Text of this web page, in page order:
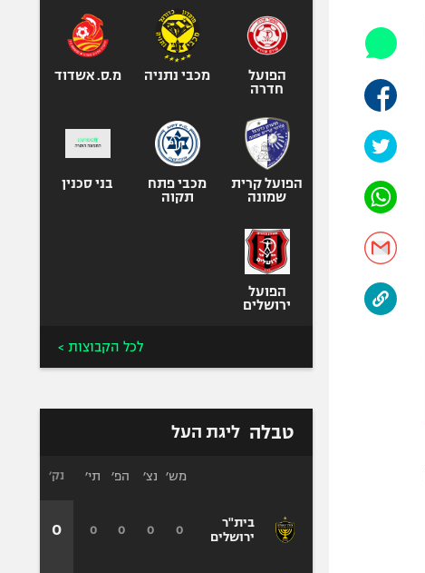
אופניים
ספורט מוטורי
כדורמים
בייסבול MLB
ספורט אתגרי
אומנויות לחימה
הפועל
חדרה
מכבי נתניה מ.ס. אשדוד
הפועל קרית
שמונה
מכבי פתח
תקוה
בני סכנין
הפועל
ירושלים
לכל הקבוצות >
טבלה ליגת העל
בית"ר
ירושלים
מש׳ נצ׳ הפ׳ תי׳
0
0
0
0
נק׳
0